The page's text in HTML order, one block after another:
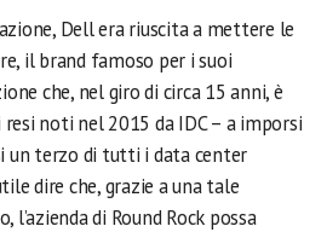
Dell era riuscita a mettere le
il brand famoso per i suoi
che, nel giro di circa 15 anni, è
noti nel 2015 da IDC – a imporsi
un terzo di tutti i data center
dire che, grazie a una tale
di Round Rock possa